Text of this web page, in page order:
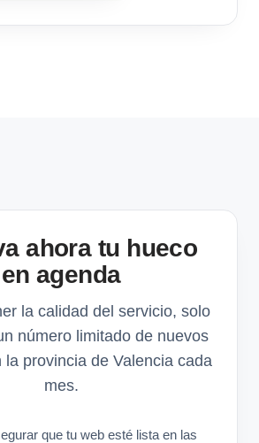
ahora tu hueco
en agenda
la calidad del servicio, solo
número limitado de nuevos
la provincia de Valencia cada
mes.
que tu web esté lista en las